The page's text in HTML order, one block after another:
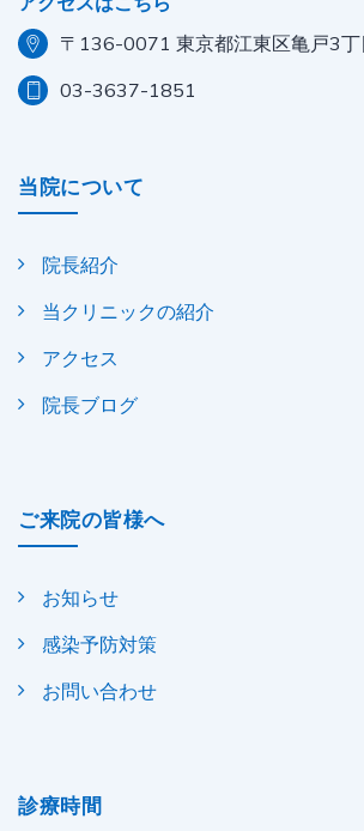
〒136-0071 東京都江東区亀戸3
03-3637-1851
当院について
院長紹介
当クリニックの紹介
アクセス
院長ブログ
ご来院の皆様へ
お知らせ
感染予防対策
お問い合わせ
診療時間